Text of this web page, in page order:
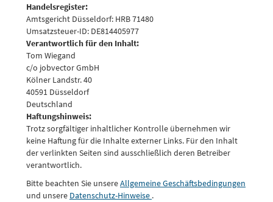
Handelsregister:
Amtsgericht Düsseldorf: HRB 71480
Umsatzsteuer-ID: DE814405977
Verantwortlich für den Inhalt:
Tom Wiegand
c/o jobvector GmbH
Kölner Landstr. 40
40591 Düsseldorf
Deutschland
Haftungshinweis:
Trotz sorgfältiger inhaltlicher Kontrolle übernehmen wir
keine Haftung für die Inhalte externer Links. Für den Inhalt
der verlinkten Seiten sind ausschließlich deren Betreiber
verantwortlich.
Bitte beachten Sie unsereAllgemeine Geschäftsbedingungen
und unsere Datenschutz-Hinweise .